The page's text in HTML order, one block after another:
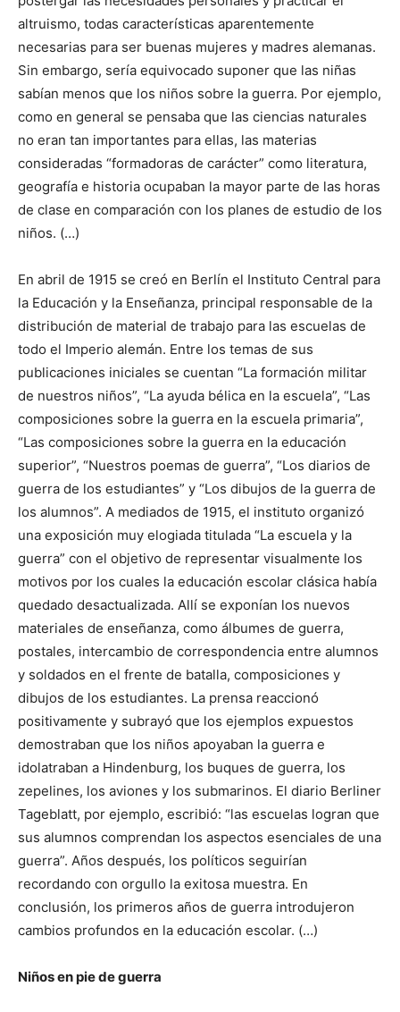
altruismo, todas características aparentemente
necesarias para ser buenas mujeres y madres alemanas.
Sin embargo, sería equivocado suponer que las niñas
sabían menos que los niños sobre la guerra. Por ejemplo,
como en general se pensaba que las ciencias naturales
no eran tan importantes para ellas, las materias
consideradas “formadoras de carácter” como literatura,
geografía e historia ocupaban la mayor parte de las horas
de clase en comparación con los planes de estudio de los
niños. (…)
En abril de 1915 se creó en Berlín el Instituto Central para
la Educación y la Enseñanza, principal responsable de la
distribución de material de trabajo para las escuelas de
todo el Imperio alemán. Entre los temas de sus
publicaciones iniciales se cuentan “La formación militar
de nuestros niños”, “La ayuda bélica en la escuela”, “Las
composiciones sobre la guerra en la escuela primaria”,
“Las composiciones sobre la guerra en la educación
superior”, “Nuestros poemas de guerra”, “Los diarios de
guerra de los estudiantes” y “Los dibujos de la guerra de
los alumnos”. A mediados de 1915, el instituto organizó
una exposición muy elogiada titulada “La escuela y la
guerra” con el objetivo de representar visualmente los
motivos por los cuales la educación escolar clásica había
quedado desactualizada. Allí se exponían los nuevos
materiales de enseñanza, como álbumes de guerra,
postales, intercambio de correspondencia entre alumnos
y soldados en el frente de batalla, composiciones y
dibujos de los estudiantes. La prensa reaccionó
positivamente y subrayó que los ejemplos expuestos
demostraban que los niños apoyaban la guerra e
idolatraban a Hindenburg, los buques de guerra, los
zepelines, los aviones y los submarinos. El diario Berliner
Tageblatt, por ejemplo, escribió: “las escuelas logran que
sus alumnos comprendan los aspectos esenciales de una
guerra”. Años después, los políticos seguirían
recordando con orgullo la exitosa muestra. En
conclusión, los primeros años de guerra introdujeron
cambios profundos en la educación escolar. (…)
Niños en pie de guerra